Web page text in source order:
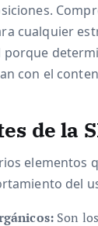
cualquier
porque
con el
de la
elementos
del
Son